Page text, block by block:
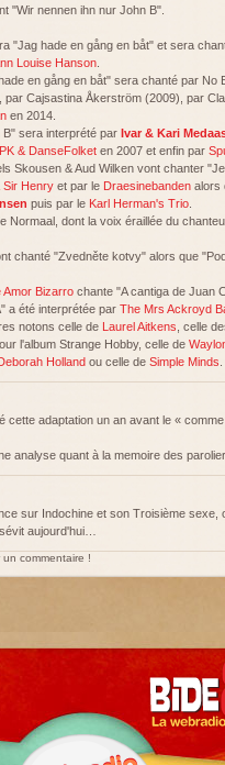
"Wir nennen ihn nur John B".
"Jag hade en gång en båt" et sera
Louise Hanson
en gång en båt" sera chanté par No
par Cajsastina Åkerström (2009), par
en 2014.
B" sera interprété par Ivar & Kari
PK & DanseFolket en 2007 et enfin par
Skousen & Aud Wilken vont chanter
Sir Henry et par le Draesinebanden alors
puis par le Karl Herman's Trio
Normaal, dont la voix éraillée du
chanté "Zvedněte kotvy" alors que
Amor Bizarro chante "A cantiga de Juan
a été interprétée par The Mrs Ackroyd
notons celle de Laurel Aitkens , celle
l'album Strange Hobby, celle de
Holland ou celle de Simple Minds
cette adaptation un an avant le «
analyse quant à la memoire des
sur Indochine et son Troisième sexe,
aujourd'hui…
commentaire !